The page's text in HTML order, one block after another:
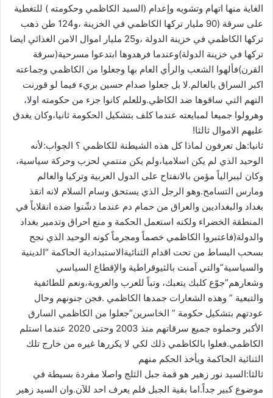
الغاية منها اتهام وتشويه وإعدام (السيد ‫الكاظمي‬ وحكومته ) للتغطية
على سرقة (90 مليار تركها الكاظمي في الخزينة ،و124 طن ذهب
تركها الكاظمي في خزينة الدولة ،و25 مليار اموال الامن الغذائي ايضا
تركها في خزينة الدولة)وعندما فرهدوها ابتدعوا مسرحية(سرقة
القرن)فألهوا الشعب والرأي العام بها وجعلوا من الكاظمي وجماعته
اكبر السراق بالعالم.لا بل جعلوا صدام حسين بريء فيما لو قورنت
التهم التي ساقوها ضد الكاظي.وللعلم كانوا جزء من حكومته اولا،
وهرولوا جميعا لمبايعته عندما كلف بتشكيل الحكومة ثانيا،وكان يغدق
عليهم الاموال ثالثا!
‫ثانيا‬:هل تعرفون لماذا كل هذه الشيطنة للكاظمي ؟‫ الجواب‬:لأنه
الوحيد الذي لم يكن اسلاميا،ولم يكن منتمي لحزب وحركة سياسية،
وكان ليبرالياً مؤمن بالانفتاح على الدول العربية وتركيا والعالم
ومارس التسامح.وهو الرجل الذي يستحق وسام السلام لانه انقذ
بغداد والبغداديين والعراق من حمام دم عندما دشّنوا ضده انقلاباً في
المنطقة الخضراء ولكنه استعمل الحكمة و منع احراق وتدمير بغداد
والدولة(فاعتبروا الكاظمي خصماً ومجرماً كونه الوحيد الذي نجح
بسحب البساط من تحت اقدام الثنائيةالاستبدادية الحاكمة “الدينية
والسياسية”والتي آمنت بالثيوقراطية والإقطاع السياسي
وشعارهم”جوّع كلبك يتعبك، وتباً للعرب والعروبة،ونعم للطائفية
والتبعية ” وهذه الشعارات جمدها الكاظمي .فجن جنونهم وحال
عودتهم بتشكيل حكومة ” الخاسرين”جعلوا من الكاظمي السارق
الأكبر وحملوه جميع سرقاتهم منذ 2003 وحتى 2020 عندما استلم
الكاظمي.فعلوا بالكاظمي ذلك لكي لا يكررها غيره من خارج تلك
الثنائية الحاكمة ويأخذ الحكم منهم
‫ثالثا‬:السيد ‫نور زهير‬ هو قمة جبل الثلج واصلا مفردة بسيطة في
موضوع كبير جداً.اما بقية الجبل فلم يعرف احد للآن.وان السيد زهير